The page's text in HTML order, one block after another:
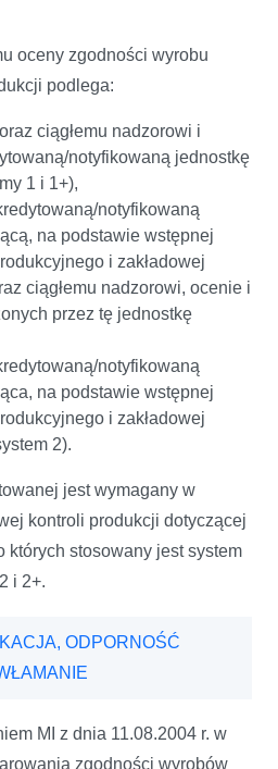
oceny zgodności wyrobu
podlega:
ciągłemu nadzorowi i
notyfikowaną jednostkę
1 i 1+),
notyfikowaną
na podstawie wstępnej
i zakładowej
ciągłemu nadzorowi, ocenie i
przez tę jednostkę
notyfikowaną
na podstawie wstępnej
i zakładowej
2).
jest wymagany w
kontroli produkcji dotyczącej
których stosowany jest system
i 2+.
ODPORNOŚĆ
MI z dnia 11.08.2004 r. w
zgodności wyrobów